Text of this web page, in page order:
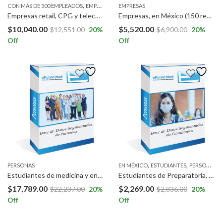
CON MÁS DE 500 EMPLEADOS, EMPRESAS
Empresas retail, CPG y telecomunicaciones con más de 500 empleados, facturación mayor a 100M USD al año en México.
$10,040.00 $12,551.00 20%
Off
EMPRESAS
Empresas, en México (150 registros), Guatemala, El Salvador, Panamá, Ecuador, Perú y Chile (150 registros).
$5,520.00 $6,900.00 20%
Off
PERSONAS
Estudiantes de medicina y enfermería a Nivel Nacional.
$17,789.00 $22,237.00 20%
Off
EN MÉXICO, ESTUDIANTES, PERSONAS
Estudiantes de Preparatoria, Licenciatura o Maestría a Nivel Nacional.
$2,269.00 $2,836.00 20%
Off